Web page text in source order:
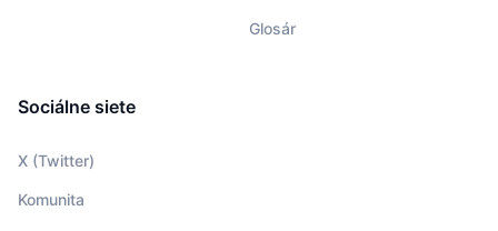
Glosár
Sociálne siete
X (Twitter)
Komunita